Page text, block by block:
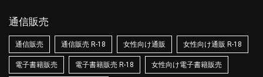
通信販売
通信販売 通信販売 R-18 女性向け通販 女性向け通販 R-18
電子書籍販売 電子書籍販売 R-18 女性向け電子書籍販売